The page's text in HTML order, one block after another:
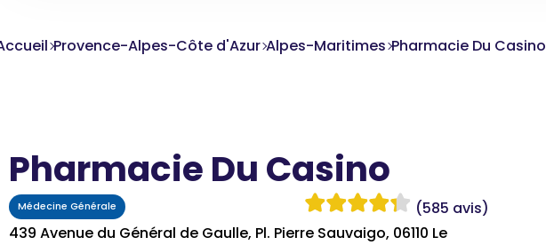
Provence-Alpes-Côte d'Azur Alpes-Maritimes Pharmacie Du Casino
Pharmacie Du Casino
Médecine Générale
(585 avis)
439 Avenue du Général de Gaulle, Pl. Pierre Sauvaigo, 06110 Le